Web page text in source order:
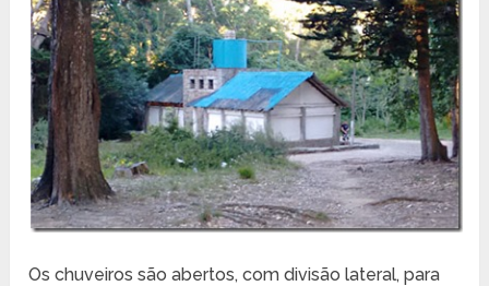
Os chuveiros são abertos, com divisão lateral, para